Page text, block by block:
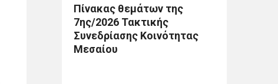
Πίνακας θεμάτων της
7ης/2026 Τακτικής
Συνεδρίασης Κοινότητας
Μεσαίου